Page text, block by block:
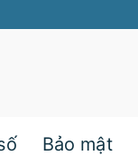
Bảo mật